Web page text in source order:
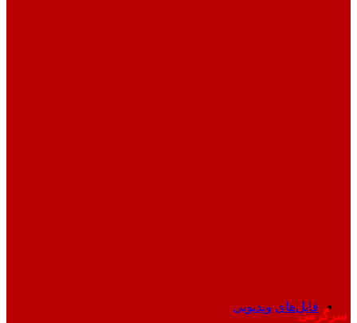
فایل‌های ویدیویی
سرگرمی